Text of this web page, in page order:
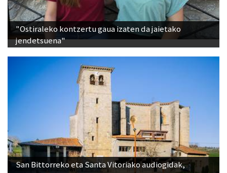
"Ostiraleko kontzertu gaua izaten da jaietako
jendetsuena"
San Bittorreko eta Santa Vitoriako audiogidak,
eskuragarri